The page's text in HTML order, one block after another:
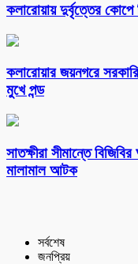
কলারোয়ায় দুর্বৃত্তের
কলারোয়ার জয়নগরে সরকারি
মুখে পন্ড
সাতক্ষীরা সীমান্তে
মালামাল আটক
সর্বশেষ
জনপ্রিয়